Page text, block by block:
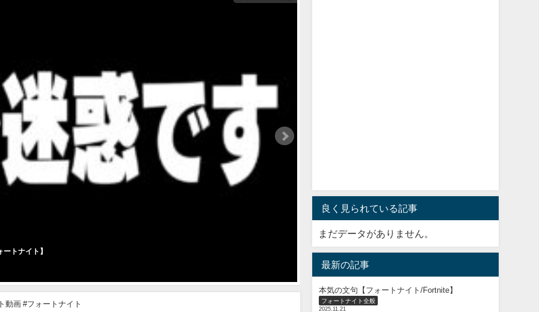
トナイト】 【害悪 】配信中にガチアンチがゴースティングしてきたので泣かせ
2025年3月17日
動画 #フォートナイト
良く見られている記事
まだデータがありません。
最新の記事
本気の文句【フォートナイト/Fortnite】
フォートナイト全般
2025.11.21